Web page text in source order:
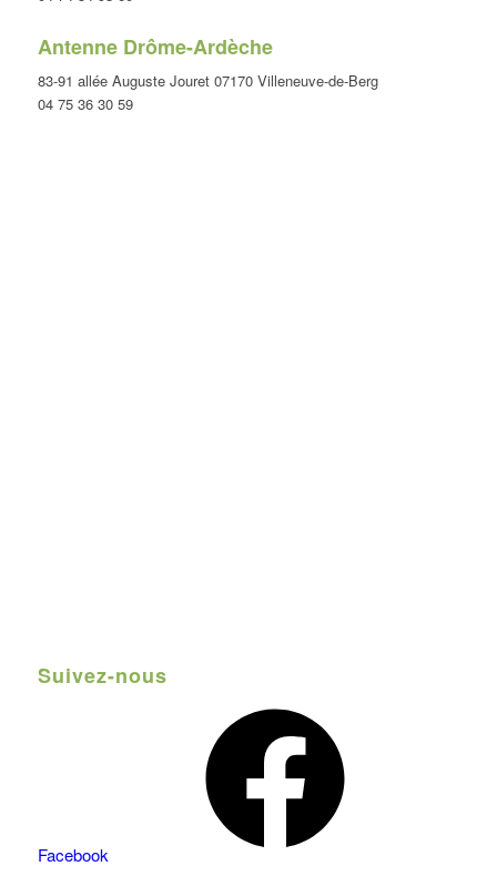
Antenne Drôme-Ardèche
83-91 allée Auguste Jouret 07170 Villeneuve-de-Berg
04 75 36 30 59
Suivez-nous
Facebook